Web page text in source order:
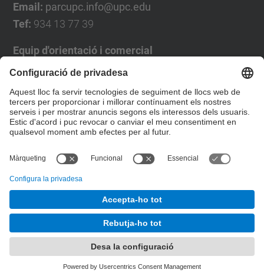
Email: parcupc.info@upc.edu
Tef: 934 13 77 39
Equip d'orientació i comercial
José Luís Grande
Tel. 93 4137194
jose.luis.grande@upc.edu
Formulari de contacte
Desenvolupat amb